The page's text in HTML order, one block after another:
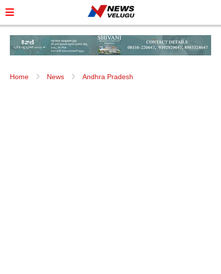
Home News Andhra Pradesh